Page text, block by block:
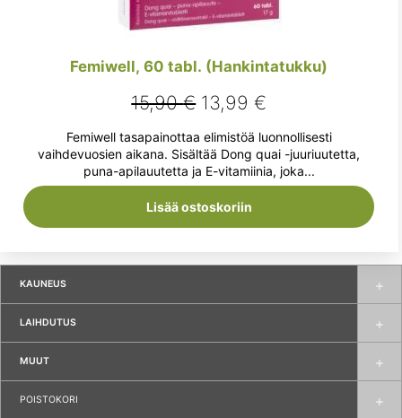
KAUNEUS
LAIHDUTUS
MUUT
POISTOKORI
Femiwell, 60 tabl. (Hankintatukku)
15,90€ Alkuperäinen
hinta
oli:
15,90 €.
13,99€
hinta
on:
13,99 €.
Femiwell tasapainottaa elimistöä luonnollisesti
vaihdevuosien aikana. Sisältää Dong quai -juuriuutetta,
puna-apilauutetta ja E-vitamiinia, joka...
Lisää ostoskoriin